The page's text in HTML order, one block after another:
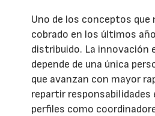
Uno de los conceptos que
cobrado en los últimos
distribuido. La innovación
depende de una única
que avanzan con mayor
repartir
perfiles como